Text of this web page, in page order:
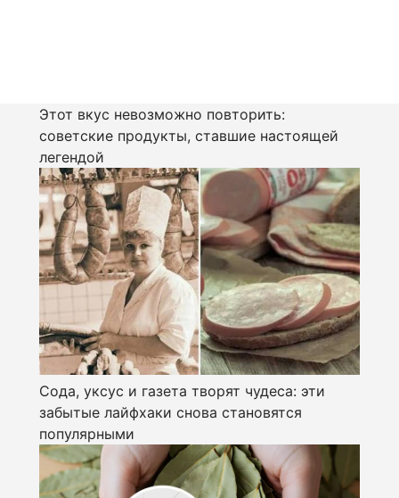
Этот вкус невозможно повторить:
советские продукты, ставшие настоящей
легендой
Сода, уксус и газета творят чудеса: эти
забытые лайфхаки снова становятся
популярными